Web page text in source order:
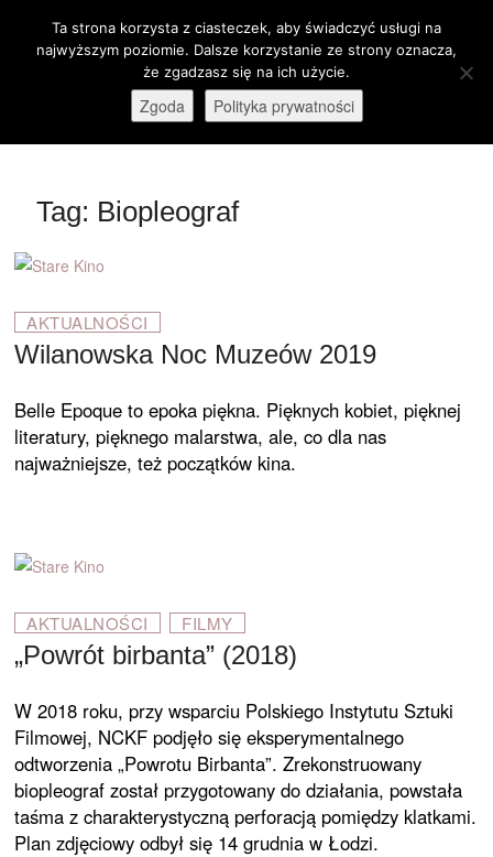
Otwórz pasek narzędzi
stare-kino.pl
ZAPRASZAMY
M
e
B
Tag: Biopleograf
AKTUALNOŚCI
Wilanowska Noc Muzeów 2019
Belle Epoque to epoka piękna. Pięknych kobiet, pięknej
literatury, pięknego malarstwa, ale, co dla nas
najważniejsze, też początków kina.
AKTUALNOŚCI FILMY
„Powrót birbanta” (2018)
W 2018 roku, przy wsparciu Polskiego Instytutu Sztuki
Filmowej, NCKF podjęło się eksperymentalnego
odtworzenia „Powrotu Birbanta”. Zrekonstruowany
biopleograf został przygotowany do działania, powstała
taśma z charakterystyczną perforacją pomiędzy klatkami.
Plan zdjęciowy odbył się 14 grudnia w Łodzi.
Ta strona korzysta z ciasteczek, aby świadczyć usługi na
najwyższym poziomie. Dalsze korzystanie ze strony oznacza,
że zgadzasz się na ich użycie.
Zgoda Polityka prywatności